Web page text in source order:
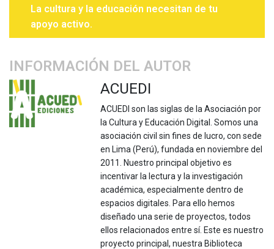
La cultura y la educación necesitan de tu
apoyo activo.
INFORMACIÓN DEL AUTOR
ACUEDI
ACUEDI son las siglas de la Asociación por
la Cultura y Educación Digital. Somos una
asociación civil sin fines de lucro, con sede
en Lima (Perú), fundada en noviembre del
2011. Nuestro principal objetivo es
incentivar la lectura y la investigación
académica, especialmente dentro de
espacios digitales. Para ello hemos
diseñado una serie de proyectos, todos
ellos relacionados entre sí. Este es nuestro
proyecto principal, nuestra Biblioteca